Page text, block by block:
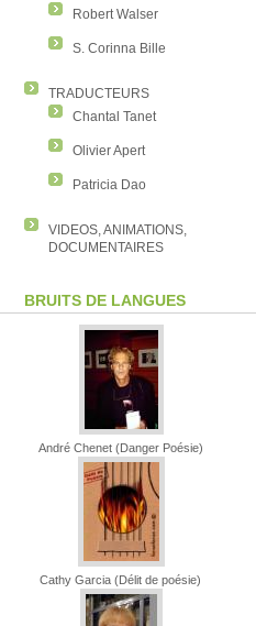
Robert Walser
S. Corinna Bille
TRADUCTEURS
Chantal Tanet
Olivier Apert
Patricia Dao
VIDEOS, ANIMATIONS,
DOCUMENTAIRES
BRUITS DE LANGUES
André Chenet (Danger Poésie)
Cathy Garcia (Délit de poésie)